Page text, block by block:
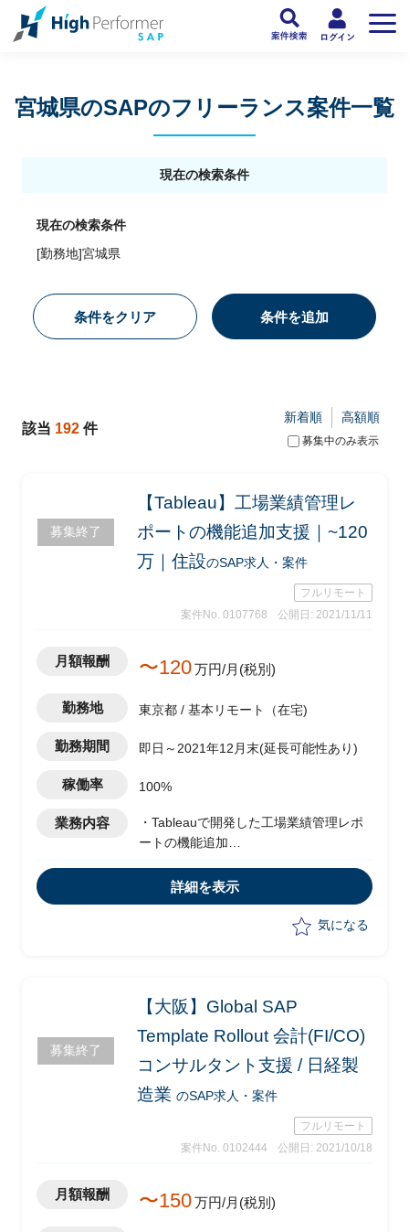
宮城県のSAPのフリーランス案件一覧
現在の検索条件
現在の検索条件
[勤務地]宮城県
条件をクリア 条件を追加
該当 192 件
募集中のみ表示
新着順 高額順
募集終了
【Tableau】工場業績管理レ
ポートの機能追加支援｜~120
万｜住設のSAP求人・案件
フルリモート
案件No. 0107768
公開日: 2021/11/11
月額報酬 〜120万円/月(税別)
勤務地 東京都 / 基本リモート（在宅)
勤務期間 即日～2021年12月末(延長可能性あり)
稼働率 100%
業務内容
・Tableauで開発した工場業績管理レポ
ートの機能追加
ポートに表示するデータ形式を整える事
前処理の改修
・従来システムからTableauレポートに
詳細を表示
気になる
募集終了
【大阪】Global SAP
Template Rollout 会計(FI/CO)
コンサルタント支援 / 日経製
造業 のSAP求人・案件
フルリモート
案件No. 0102444
公開日: 2021/10/18
月額報酬 〜150万円/月(税別)